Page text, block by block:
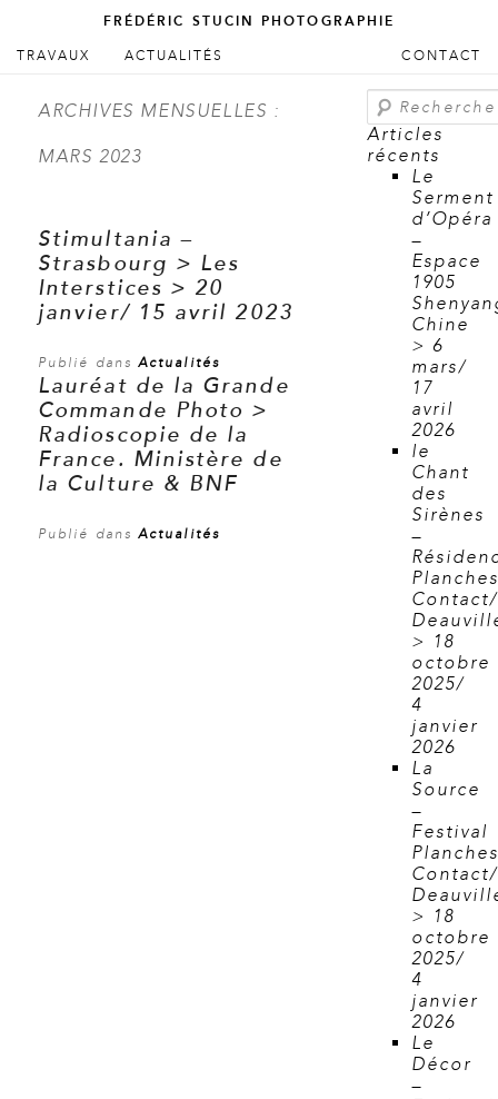
FRÉDÉRIC STUCIN PHOTOGRAPHIE
Menu principal
ALLER AU CONTENU PRINCIPAL
ALLER AU CONTENU SECONDAIRE
TRAVAUX ACTUALITÉS CONTACT
ARCHIVES MENSUELLES :
MARS 2023
Stimultania –
Strasbourg > Les
Interstices > 20
janvier/ 15 avril 2023
Publié dans Actualités
Lauréat de la Grande
Commande Photo >
Radioscopie de la
France. Ministère de
la Culture & BNF
Publié dans Actualités
Recherche
Articles
récents
Le
Serment
d’Opéra
–
Espace
1905
Chine
> 6
mars/
17
avril
2026
le
Chant
des
Sirènes
–
Contact/
> 18
octobre
2025/
4
janvier
2026
La
Source
–
Festival
Contact/
> 18
octobre
2025/
4
janvier
2026
Le
Décor
–